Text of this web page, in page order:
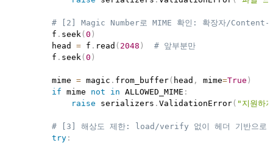
# [2] Magic Number로 MIME 확인: 확장자/Content-
        f
. seek ( 0 )
        head
= f . read ( 2048 )
# 앞부분만
        f
. seek ( 0 )
        mime
= magic . from_buffer( head , mime=True )
if mime not in ALLOWED_MIME :
raise serializers . ValidationError( "지원하
# [3] 해상도 제한: load/verify 없이 헤더 기반으로
try: